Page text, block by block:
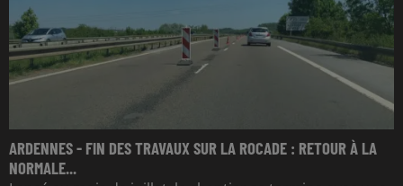
ARDENNES - FIN DES TRAVAUX SUR LA ROCADE : RETOUR À LA
NORMALE...